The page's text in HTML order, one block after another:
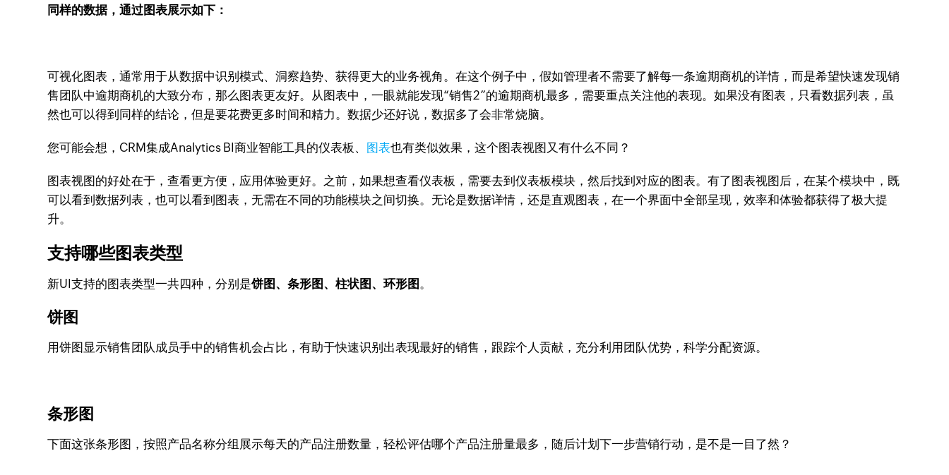
同样的数据，通过图表展示如下：
可视化图表，通常用于从数据中识别模式、洞察趋势、获得更大的业务视角。在这个例子中，假如管理者不需要了解每一条逾期商机的详情，而是希望快速发现销
售团队中逾期商机的大致分布，那么图表更友好。从图表中，一眼就能发现“销售2”的逾期商机最多，需要重点关注他的表现。如果没有图表，只看数据列表，虽
然也可以得到同样的结论，但是要花费更多时间和精力。数据少还好说，数据多了会非常烧脑。
您可能会想，CRM集成Analytics BI商业智能工具的仪表板、 图表也有类似效果，这个图表视图又有什么不同？
图表视图的好处在于，查看更方便，应用体验更好。之前，如果想查看仪表板，需要去到仪表板模块，然后找到对应的图表。有了图表视图后，在某个模块中，既
可以看到数据列表，也可以看到图表，无需在不同的功能模块之间切换。无论是数据详情，还是直观图表，在一个界面中全部呈现，效率和体验都获得了极大提
升。
支持哪些图表类型
新UI支持的图表类型一共四种，分别是饼图、条形图、柱状图、环形图 。
饼图
用饼图显示销售团队成员手中的销售机会占比，有助于快速识别出表现最好的销售，跟踪个人贡献，充分利用团队优势，科学分配资源。
条形图
下面这张条形图，按照产品名称分组展示每天的产品注册数量，轻松评估哪个产品注册量最多，随后计划下一步营销行动，是不是一目了然？